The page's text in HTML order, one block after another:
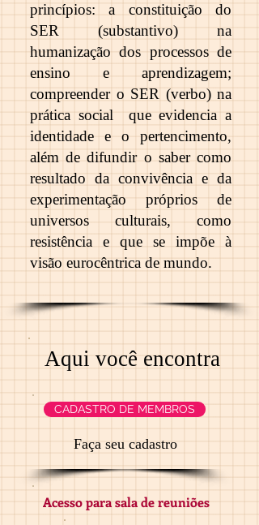
princípios: a constituição do
SER (substantivo) na
humanização dos processos de
ensino e aprendizagem;
compreender o SER (verbo) na
prática social que evidencia a
identidade e o pertencimento,
além de difundir o saber como
resultado da convivência e da
experimentação próprios de
universos culturais, como
resistência e que se impõe à
visão eurocêntrica de mundo.
Aqui você encontra
CADASTRO DE MEMBROS
Faça seu cadastro
Acesso para sala de reuniões